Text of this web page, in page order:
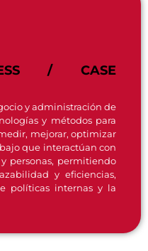
/ CASE
y administración de
y métodos para
mejorar, optimizar
que interactúan con
personas, permitiendo
y eficiencias,
políticas internas y la